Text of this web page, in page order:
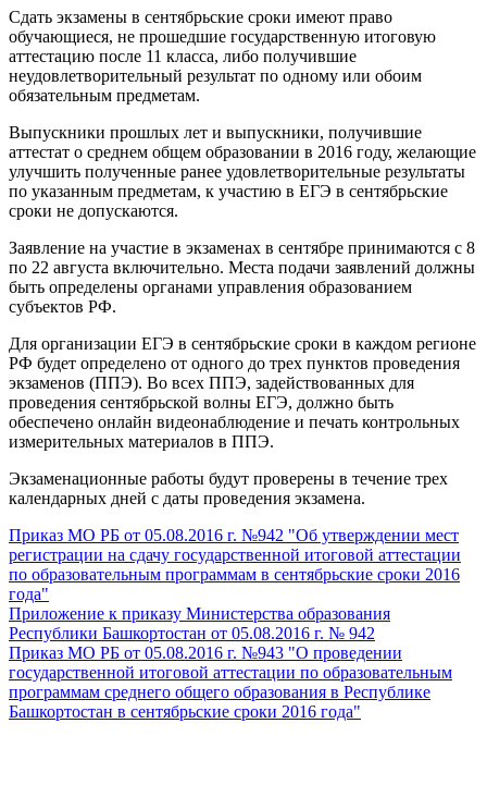
Сдать экзамены в сентябрьские сроки имеют право
обучающиеся, не прошедшие государственную итоговую
аттестацию после 11 класса, либо получившие
неудовлетворительный результат по одному или обоим
обязательным предметам.
Выпускники прошлых лет и выпускники, получившие
аттестат о среднем общем образовании в 2016 году, желающие
улучшить полученные ранее удовлетворительные результаты
по указанным предметам, к участию в ЕГЭ в сентябрьские
сроки не допускаются.
Заявление на участие в экзаменах в сентябре принимаются с 8
по 22 августа включительно. Места подачи заявлений должны
быть определены органами управления образованием
субъектов РФ.
Для организации ЕГЭ в сентябрьские сроки в каждом регионе
РФ будет определено от одного до трех пунктов проведения
экзаменов (ППЭ). Во всех ППЭ, задействованных для
проведения сентябрьской волны ЕГЭ, должно быть
обеспечено онлайн видеонаблюдение и печать контрольных
измерительных материалов в ППЭ.
Экзаменационные работы будут проверены в течение трех
календарных дней с даты проведения экзамена.
Приказ МО РБ от 05.08.2016 г. №942 "Об утверждении мест
регистрации на сдачу государственной итоговой аттестации
по образовательным программам в сентябрьские сроки 2016
года"
Приложение к приказу Министерства образования
Республики Башкортостан от 05.08.2016 г. № 942
Приказ МО РБ от 05.08.2016 г. №943 "О проведении
государственной итоговой аттестации по образовательным
программам среднего общего образования в Республике
Башкортостан в сентябрьские сроки 2016 года"